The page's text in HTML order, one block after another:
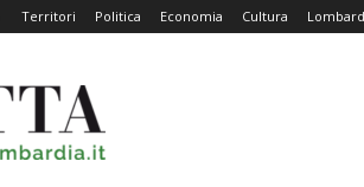
Territori Politica Economia Cultura